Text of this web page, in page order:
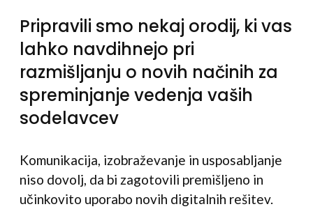
Pripravili smo nekaj orodij, ki vas
lahko navdihnejo pri
razmišljanju o novih načinih za
spreminjanje vedenja vaših
sodelavcev
Komunikacija, izobraževanje in usposabljanje
niso dovolj, da bi zagotovili premišljeno in
učinkovito uporabo novih digitalnih rešitev.